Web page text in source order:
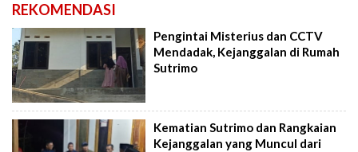
REKOMENDASI
Pengintai Misterius dan CCTV
Mendadak, Kejanggalan di Rumah
Sutrimo
Kematian Sutrimo dan Rangkaian
Kejanggalan yang Muncul dari